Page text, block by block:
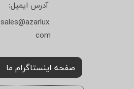
آدرس ایمیل:
sales@azarlux.
com
صفحه اینستاگرام ما